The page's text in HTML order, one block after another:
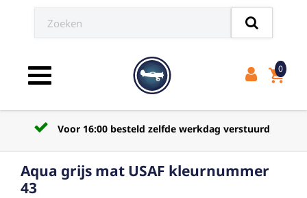
Toggle navigation shopping_cart
0
Voor 16:00 besteld zelfde werkdag verstuurd
Aqua grijs mat USAF kleurnummer
43